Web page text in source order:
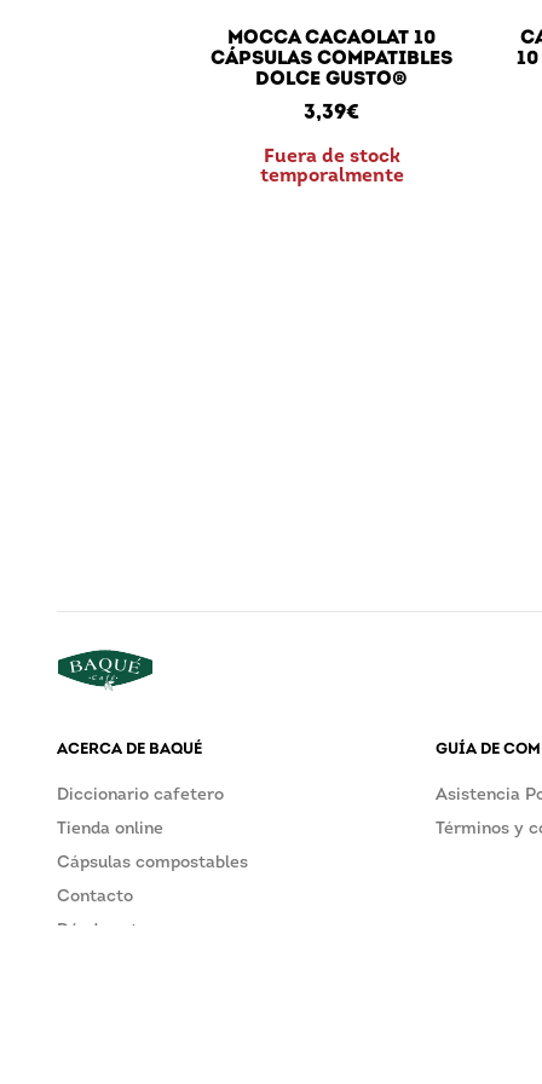
MOCCA CACAOLAT 10
CÁPSULAS COMPATIBLES
DOLCE GUSTO®
3,39€
Fuera de stock
temporalmente
10
ACERCA DE BAQUÉ
Diccionario cafetero
Tienda online
Cápsulas compostables
Contacto
Dónde estamos
GUÍA DE
Asistencia
Términos y